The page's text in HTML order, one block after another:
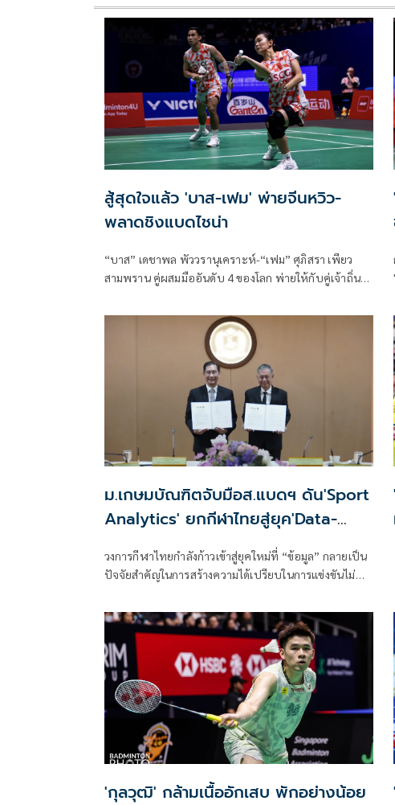
สู้สุดใจแล้ว 'บาส-เฟม' พ่ายจีนหวิว-
พลาดชิงแบดไชน่า
“บาส” เดชาพล พัววรานุเคราะห์-“เฟม” ศุภิสรา เพียว
สามพราน คู่ผสมมืออันดับ 4 ของโลก พ่ายให้กับคู่เจ้าถิ่น
เตอร์ ไชน่า โอ
ม.เกษมบัณฑิตจับมือส.แบดฯ ดัน'Sport
Analytics' ยกกีฬาไทยสู่ยุค'Data-
วงการกีฬาไทยกำลังก้าวเข้าสู่ยุคใหม่ที่ “ข้อมูล” กลายเป็น
ปัจจัยสำคัญในการสร้างความได้เปรียบในการแข่งขันไม่
ล่าสุดเมื่อวันที่ 23 มิถุนายน 2569 ที่ผ่านมา คณะ
วิทยาศาสตร์การกีฬา มหาวิทยาลัยเกษมบัณฑิต ได้ลงนาม
บันทึกข้อตกลงความร่วมมือทางวิชาการ (MOU) กับสมาคม
กีฬาแบดมินตันแห่งประเทศไทย ในพระบรมราชูปถัมภ์
เพื่อร่วมกันพัฒนางานวิจัย การเรียนการสอน และ
นวัตกรรมด้านวิทยาศาสตร์การกีฬาและ Sport Analytics
'กุลวุฒิ' กล้ามเนื้ออักเสบ พักอย่างน้อย